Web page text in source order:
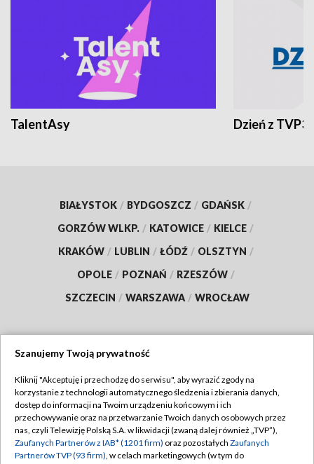
TalentAsy Dzień z TVP3
BIAŁYSTOK / BYDGOSZCZ / GDAŃSK /
GORZÓW WLKP. / KATOWICE / KIELCE /
KRAKÓW / LUBLIN / ŁÓDŹ / OLSZTYN /
OPOLE / POZNAŃ / RZESZÓW /
SZCZECIN / WARSZAWA / WROCŁAW
TVP
Abonament TVP
Emisja w TVP
Regulamin TVP
Polityka prywatności
Szanujemy Twoją prywatność
Kliknij "Akceptuję i przechodzę do serwisu", aby wyrazić zgody na
korzystanie z technologii automatycznego śledzenia i zbierania danych,
dostęp do informacji na Twoim urządzeniu końcowym i ich
przechowywanie oraz na przetwarzanie Twoich danych osobowych przez
nas, czyli Telewizję Polską S.A. w likwidacji (zwaną dalej również „TVP”),
Zaufanych Partnerów z IAB* (1201 firm) oraz pozostałych Zaufanych
Partnerów TVP (93 firm), w celach marketingowych (w tym do